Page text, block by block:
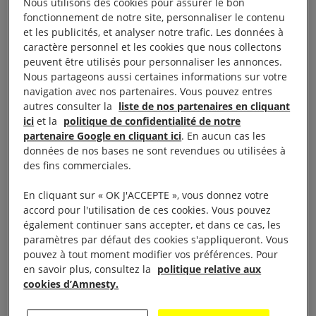
âgées de moins de 18 ans une infraction passible
d’une peine maximale de trois ans de prison. Les
textes de loi ont finalement été transmis à des sous-
commissions parlementaires et les dates d’examens
n’ont pas encore été annoncées.
À lire aussi : La Pologne tente de restreindre l’accès à
l’avortement et à l’éducation à la sexualité
Une régression sans
précédent
Le texte prévoit d’abroger l’autorisation d’avorter si le
fœtus présente des dommages irréversibles. Les
fonctionnement de notre site, personnaliser le contenu
et les publicités, et analyser notre trafic. Les données à
caractère personnel et les cookies que nous collectons
peuvent être utilisés pour personnaliser les annonces.
Nous partageons aussi certaines informations sur votre
navigation avec nos partenaires. Vous pouvez entres
autres consulter la liste de nos partenaires en cliquant
ici et la politique de confidentialité de notre
partenaire Google en cliquant ici. En aucun cas les
données de nos bases ne sont revendues ou utilisées à
des fins commerciales.
En cliquant sur « OK J'ACCEPTE », vous donnez votre
accord pour l'utilisation de ces cookies. Vous pouvez
également continuer sans accepter, et dans ce cas, les
paramètres par défaut des cookies s'appliqueront. Vous
pouvez à tout moment modifier vos préférences. Pour
en savoir plus, consultez la politique relative aux
cookies d’Amnesty.